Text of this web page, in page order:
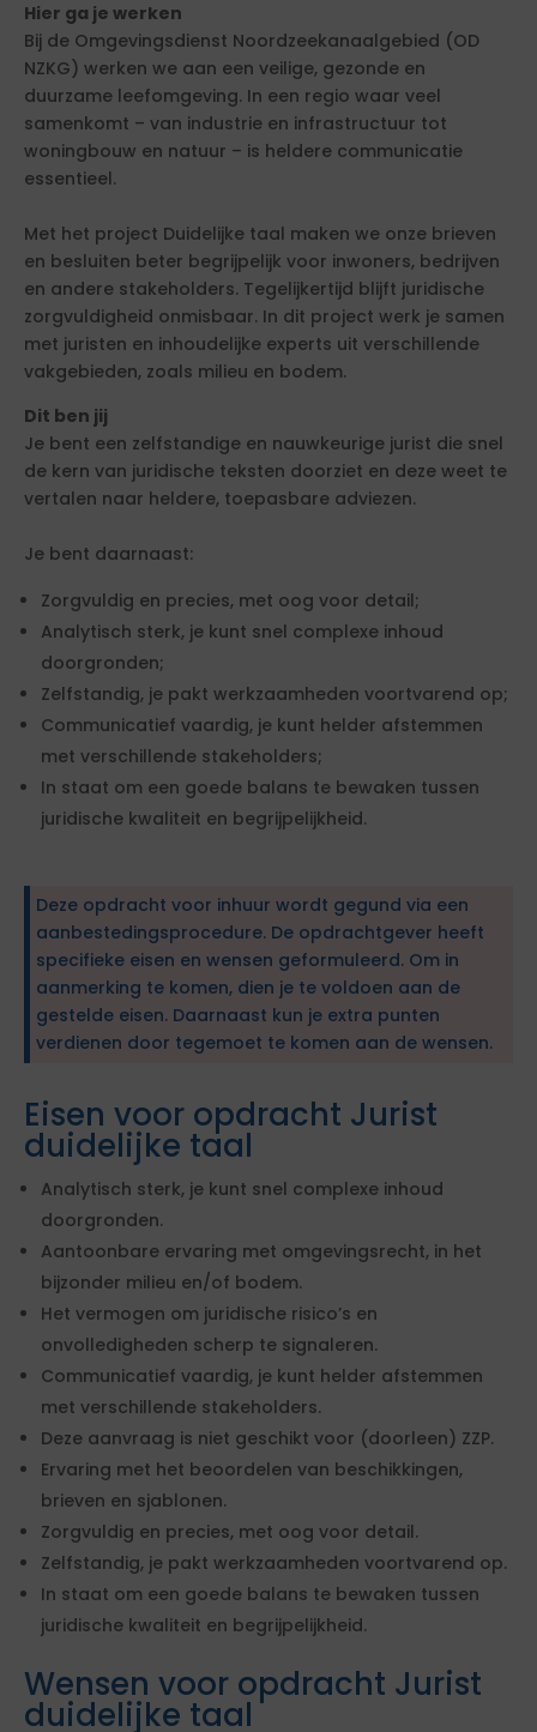
Hier ga je werken
Bij de Omgevingsdienst Noordzeekanaalgebied (OD
NZKG) werken we aan een veilige, gezonde en
duurzame leefomgeving. In een regio waar veel
samenkomt – van industrie en infrastructuur tot
woningbouw en natuur – is heldere communicatie
essentieel.
Met het project Duidelijke taal maken we onze brieven
en besluiten beter begrijpelijk voor inwoners, bedrijven
en andere stakeholders. Tegelijkertijd blijft juridische
zorgvuldigheid onmisbaar. In dit project werk je samen
met juristen en inhoudelijke experts uit verschillende
vakgebieden, zoals milieu en bodem.
Dit ben jij
Je bent een zelfstandige en nauwkeurige jurist die snel
de kern van juridische teksten doorziet en deze weet te
vertalen naar heldere, toepasbare adviezen.
Je bent daarnaast:
Zorgvuldig en precies, met oog voor detail;
Analytisch sterk, je kunt snel complexe inhoud
doorgronden;
Zelfstandig, je pakt werkzaamheden voortvarend op;
Communicatief vaardig, je kunt helder afstemmen
met verschillende stakeholders;
In staat om een goede balans te bewaken tussen
juridische kwaliteit en begrijpelijkheid.
Deze opdracht voor inhuur wordt gegund via een
aanbestedingsprocedure. De opdrachtgever heeft
specifieke eisen en wensen geformuleerd. Om in
aanmerking te komen, dien je te voldoen aan de
gestelde eisen. Daarnaast kun je extra punten
verdienen door tegemoet te komen aan de wensen.
Eisen voor opdracht Jurist
duidelijke taal
Analytisch sterk, je kunt snel complexe inhoud
doorgronden.
Aantoonbare ervaring met omgevingsrecht, in het
bijzonder milieu en/of bodem.
Het vermogen om juridische risico’s en
onvolledigheden scherp te signaleren.
Communicatief vaardig, je kunt helder afstemmen
met verschillende stakeholders.
Deze aanvraag is niet geschikt voor (doorleen) ZZP.
Ervaring met het beoordelen van beschikkingen,
brieven en sjablonen.
Zorgvuldig en precies, met oog voor detail.
Zelfstandig, je pakt werkzaamheden voortvarend op.
In staat om een goede balans te bewaken tussen
juridische kwaliteit en begrijpelijkheid.
Wensen voor opdracht Jurist
duidelijke taal